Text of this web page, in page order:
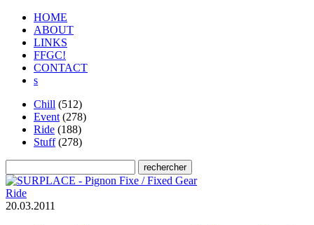
HOME
ABOUT
LINKS
FFGC!
CONTACT
s
Chill (512)
Event (278)
Ride (188)
Stuff(278)
Ride
20.03.2011